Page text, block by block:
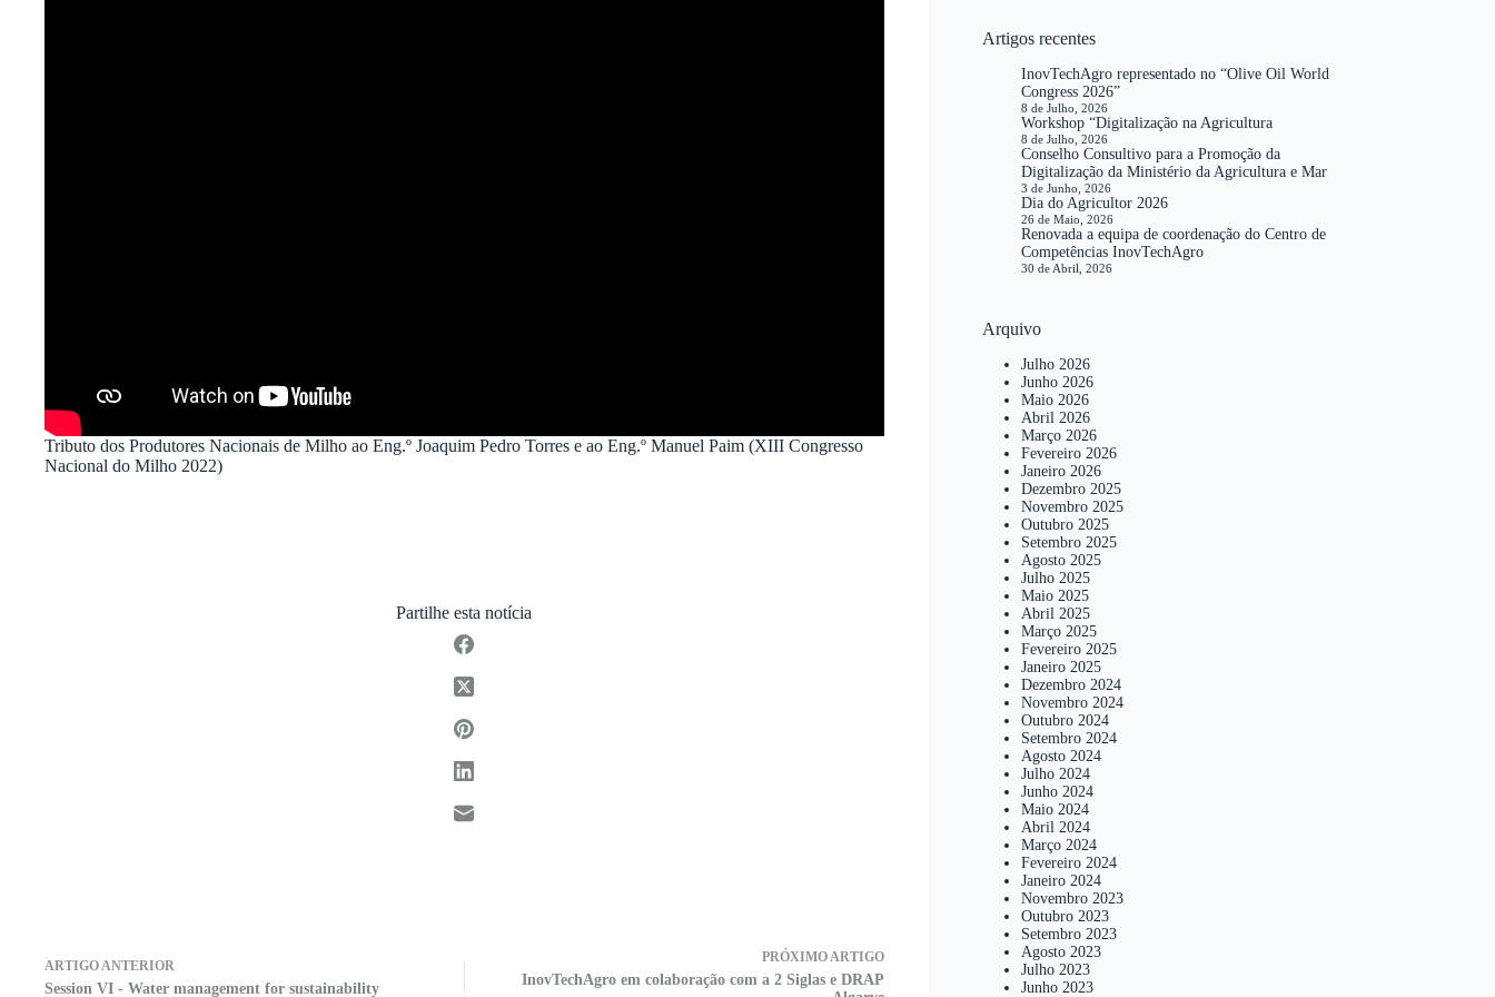
Tributo dos Produtores Nacionais de Milho ao Eng.º Joaquim Pedro Torres e ao Eng.º Manuel Paim (XIII Congresso
Nacional do Milho 2022)
Partilhe esta notícia
ARTIGOANTERIOR
Session VI - Water management for sustainability
PRÓXIMOARTIGO
InovTechAgro em colaboração com a 2 Siglas e DRAP
Artigos recentes
InovTechAgro representado no “Olive Oil World
Congress 2026”
8 de Julho, 2026
Workshop “Digitalização na Agricultura
8 de Julho, 2026
Conselho Consultivo para a Promoção da
Digitalização da Ministério da Agricultura e Mar
3 de Junho, 2026
Dia do Agricultor 2026
26 de Maio, 2026
Renovada a equipa de coordenação do Centro de
Competências InovTechAgro
30 de Abril, 2026
Arquivo
Julho 2026
Junho 2026
Maio 2026
Abril 2026
Março 2026
Fevereiro 2026
Janeiro 2026
Dezembro 2025
Novembro 2025
Outubro 2025
Setembro 2025
Agosto 2025
Julho 2025
Maio 2025
Abril 2025
Março 2025
Fevereiro 2025
Janeiro 2025
Dezembro 2024
Novembro 2024
Outubro 2024
Setembro 2024
Agosto 2024
Julho 2024
Junho 2024
Maio 2024
Abril 2024
Março 2024
Fevereiro 2024
Janeiro 2024
Novembro 2023
Outubro 2023
Setembro 2023
Agosto 2023
Julho 2023
Junho 2023